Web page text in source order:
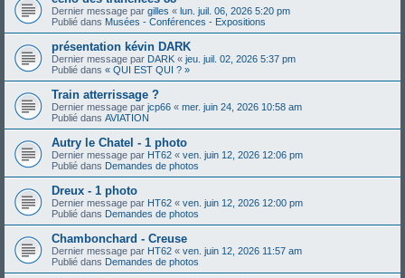
Dernier message par gilles « lun. juil. 06, 2026 5:20 pm
Publié dans Musées - Conférences - Expositions
présentation kévin DARK
Dernier message par DARK « jeu. juil. 02, 2026 5:37 pm
Publié dans « QUI EST QUI ? »
Train atterrissage ?
Dernier message par jcp66 « mer. juin 24, 2026 10:58 am
Publié dans AVIATION
Autry le Chatel - 1 photo
Dernier message par HT62 « ven. juin 12, 2026 12:06 pm
Publié dans Demandes de photos
Dreux - 1 photo
Dernier message par HT62 « ven. juin 12, 2026 12:00 pm
Publié dans Demandes de photos
Chambonchard - Creuse
Dernier message par HT62 « ven. juin 12, 2026 11:57 am
Publié dans Demandes de photos